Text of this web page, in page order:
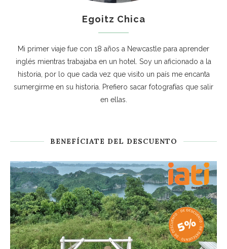
Egoitz Chica
Mi primer viaje fue con 18 años a Newcastle para aprender
inglés mientras trabajaba en un hotel. Soy un aficionado a la
historia, por lo que cada vez que visito un país me encanta
sumergirme en su historia. Prefiero sacar fotografías que salir
en ellas.
BENEFÍCIATE DEL DESCUENTO